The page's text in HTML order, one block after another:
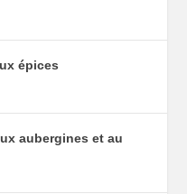
épices
aubergines et au